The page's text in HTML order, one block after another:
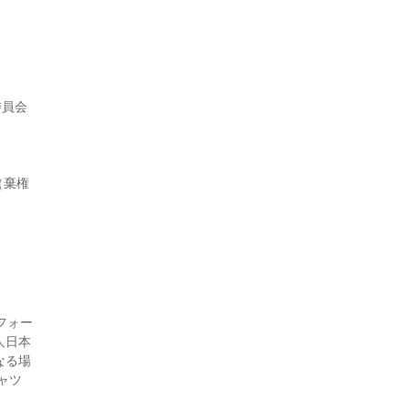
会
棄権
ォー
日本
る場
ツ